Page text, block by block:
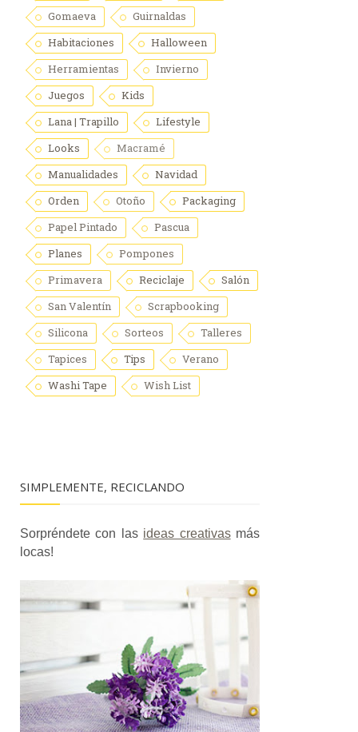
Gomaeva
Guirnaldas
Habitaciones
Halloween
Herramientas
Invierno
Juegos
Kids
Lana | Trapillo
Lifestyle
Looks
Macramé
Manualidades
Navidad
Orden
Otoño
Packaging
Papel Pintado
Pascua
Planes
Pompones
Primavera
Reciclaje
Salón
San Valentín
Scrapbooking
Silicona
Sorteos
Talleres
Tapices
Tips
Verano
Washi Tape
Wish List
SIMPLEMENTE, RECICLANDO
Sorpréndete con las ideas creativasmás
locas!